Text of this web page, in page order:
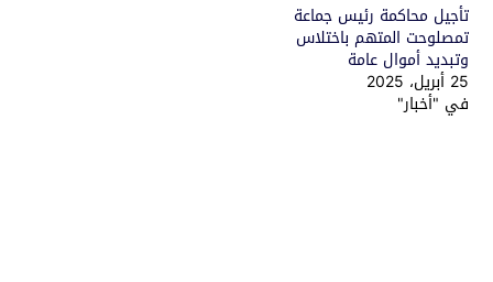
تأجيل محاكمة رئيس جماعة
تمصلوحت المتهم باختلاس
وتبديد أموال عامة
25 أبريل، 2025
في "أخبار"